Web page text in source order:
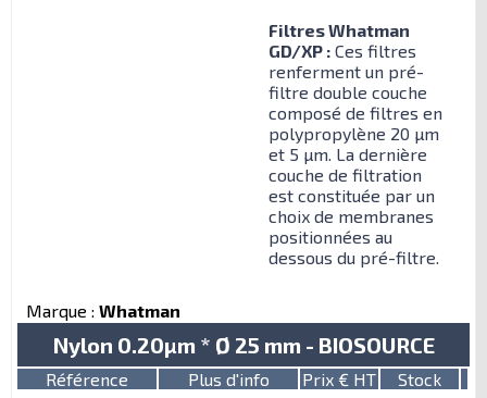
Filtres Whatman
GD/XP : Ces filtres
renferment un pré-
filtre double couche
composé de filtres en
polypropylène 20 µm
et 5 µm. La dernière
couche de filtration
est constituée par un
choix de membranes
positionnées au
dessous du pré-filtre.
Marque : Whatman
Nylon 0.20µm * Ø 25 mm - BIOSOURCE
Référence Plus d'info Prix € HT Stock